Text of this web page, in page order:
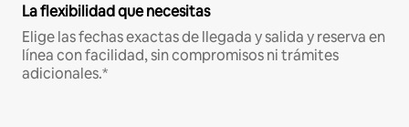
La flexibilidad que necesitas
Elige las fechas exactas de llegada y salida y reserva en
línea con facilidad, sin compromisos ni trámites
adicionales.*